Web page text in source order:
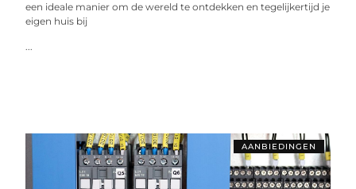
een ideale manier om de wereld te ontdekken en tegelijkertijd je
eigen huis bij
...
AANBIEDINGEN